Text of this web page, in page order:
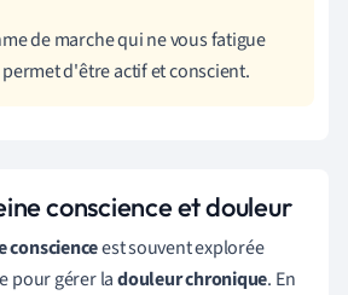
de marche qui ne vous fatigue
d'être actif et conscient.
conscience et douleur
conscienceest souvent explorée
pour gérer ladouleur chronique. En